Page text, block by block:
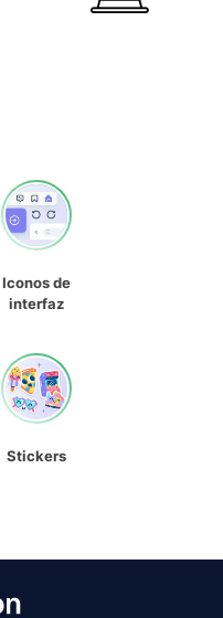
Iconos de
interfaz
Stickers